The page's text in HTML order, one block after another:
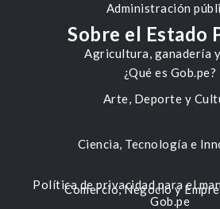
Administración
Agricultura, ganadería
Arte, Deporte y
Ciencia, Tecnología e
Comercio, Negocio y
Sobre el Estado
¿Qué es Gob.pe?
Política de privacidad para el
Gob.pe